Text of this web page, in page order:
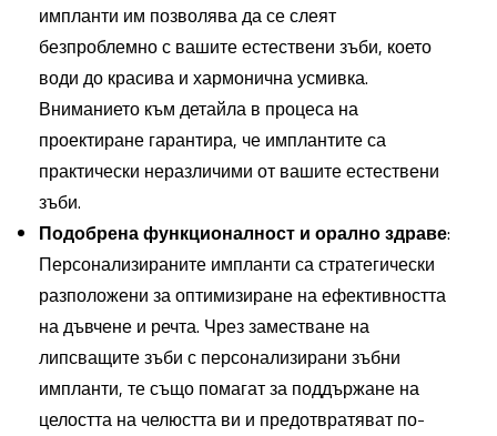
импланти им позволява да се слеят
безпроблемно с вашите естествени зъби, което
води до красива и хармонична усмивка.
Вниманието към детайла в процеса на
проектиране гарантира, че имплантите са
практически неразличими от вашите естествени
зъби.
Подобрена функционалност и орално здраве:
Персонализираните импланти са стратегически
разположени за оптимизиране на ефективността
на дъвчене и речта. Чрез заместване на
липсващите зъби с персонализирани зъбни
импланти, те също помагат за поддържане на
целостта на челюстта ви и предотвратяват по-